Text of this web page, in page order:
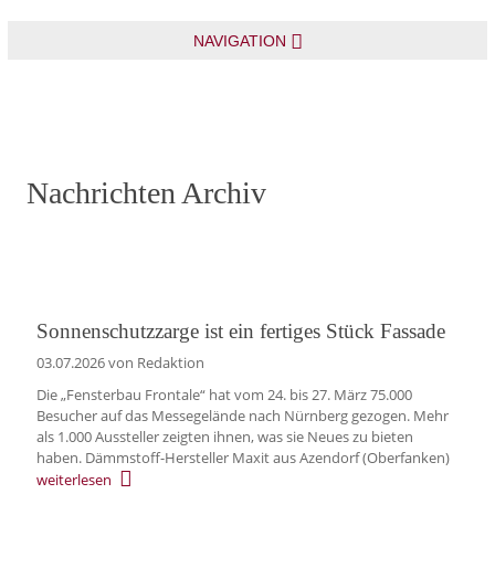
NAVIGATION
Nachrichten Archiv
Sonnenschutzzarge ist ein fertiges Stück Fassade
03.07.2026von Redaktion
Die „Fensterbau Frontale“ hat vom 24. bis 27. März 75.000
Besucher auf das Messegelände nach Nürnberg gezogen. Mehr
als 1.000 Aussteller zeigten ihnen, was sie Neues zu bieten
haben. Dämmstoff-Hersteller Maxit aus Azendorf (Oberfanken)
weiterlesen